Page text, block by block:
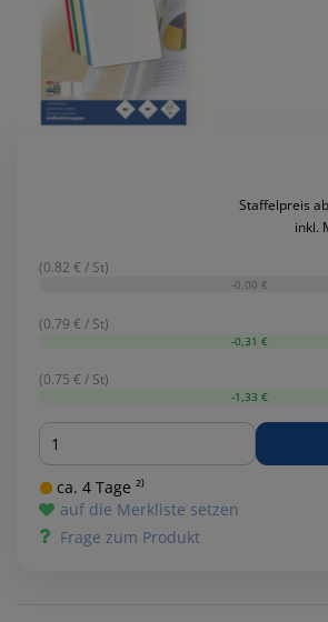
Staffelpreis
inkl.
(0.82 € / St)
-0,00 €
(0.79 € / St)
-0,31 €
(0.75 € / St)
-1,33 €
Menge
ca. 4 Tage ²⁾
auf die Merkliste setzen
Frage zum Produkt